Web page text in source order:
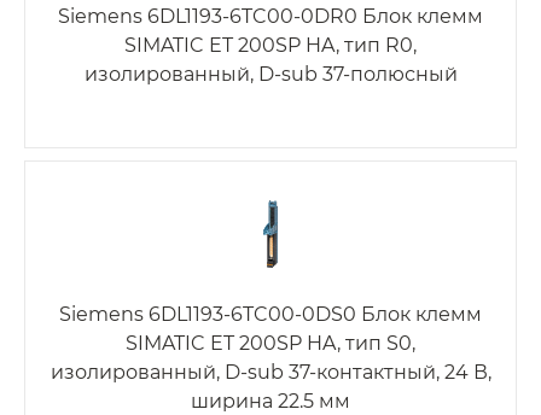
Siemens 6DL1193-6TC00-0DR0 Блок клемм
SIMATIC ET 200SP HA, тип R0,
изолированный, D-sub 37-полюсный
Siemens 6DL1193-6TC00-0DS0 Блок клемм
SIMATIC ET 200SP HA, тип S0,
изолированный, D-sub 37-контактный, 24 В,
ширина 22.5 мм